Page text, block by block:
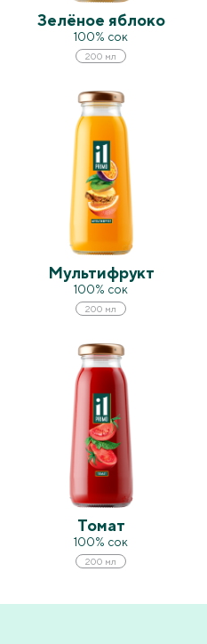
Зелёное яблоко
100% сок
200 мл
Мультифрукт
100% сок
200 мл
Томат
100% сок
200 мл